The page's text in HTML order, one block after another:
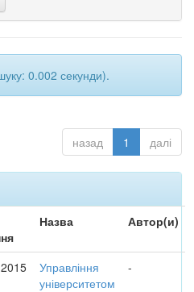
0.002 секунди).
назад 1 далі
Назва Автор(и)
Управління
університетом
-